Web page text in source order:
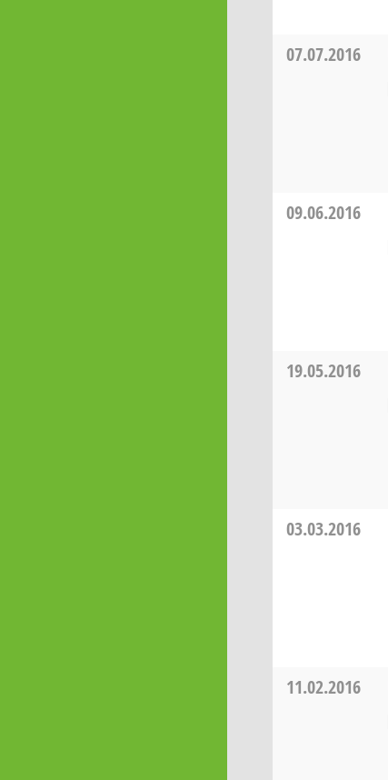
07.07.2016
09.06.2016
19.05.2016
03.03.2016
11.02.2016